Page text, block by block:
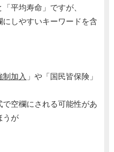
平均寿命」ですが、
しやすいキーワードを含
制加入 」や「国民皆保険」
空欄にされる可能性があ
うが